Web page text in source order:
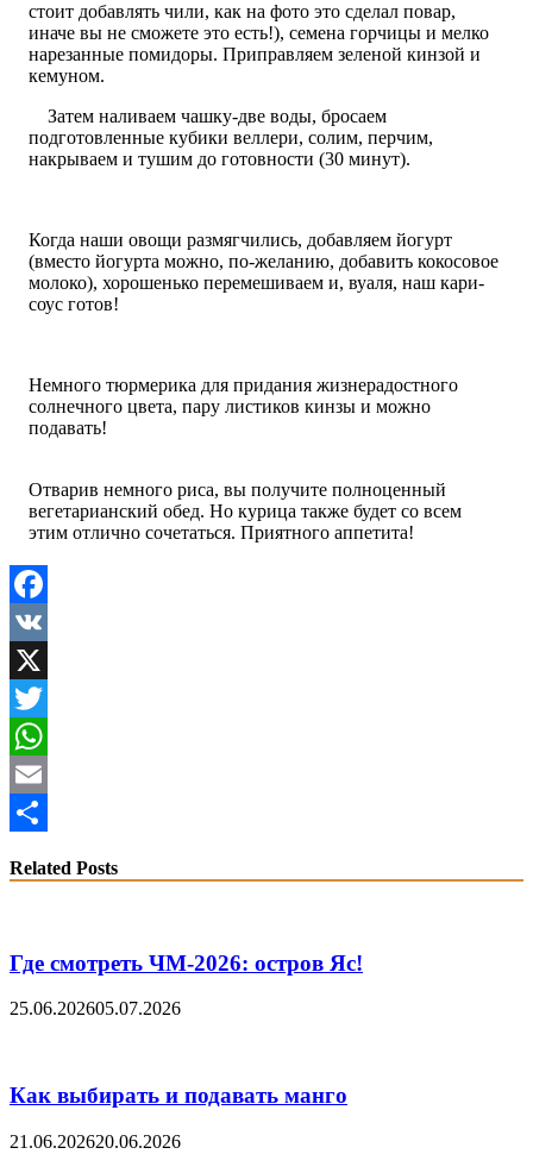
стоит добавлять чили, как на фото это сделал повар,
иначе вы не сможете это есть!), семена горчицы и мелко
нарезанные помидоры. Приправляем зеленой кинзой и
кемуном.
Затем наливаем чашку-две воды, бросаем
подготовленные кубики веллери, солим, перчим,
накрываем и тушим до готовности (30 минут).
Когда наши овощи размягчились, добавляем йогурт
(вместо йогурта можно, по-желанию, добавить кокосовое
молоко), хорошенько перемешиваем и, вуаля, наш кари-
соус готов!
Немного тюрмерика для придания жизнерадостного
солнечного цвета, пару листиков кинзы и можно
подавать!
Отварив немного риса, вы получите полноценный
вегетарианский обед. Но курица также будет со всем
этим отлично сочетаться. Приятного аппетита!
Facebook
VK
X
Twitter
WhatsApp
Email
Related Posts
Где смотреть ЧМ-2026: остров Яс!
25.06.202605.07.2026
Как выбирать и подавать манго
21.06.202620.06.2026